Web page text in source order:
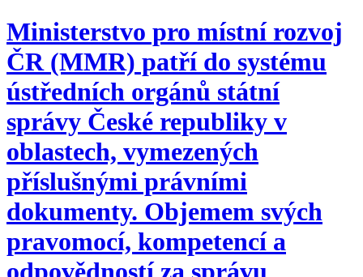
Ministerstvo pro místní rozvoj
ČR (MMR) patří do systému
ústředních orgánů státní
správy České republiky v
oblastech, vymezených
příslušnými právními
dokumenty. Objemem svých
pravomocí, kompetencí a